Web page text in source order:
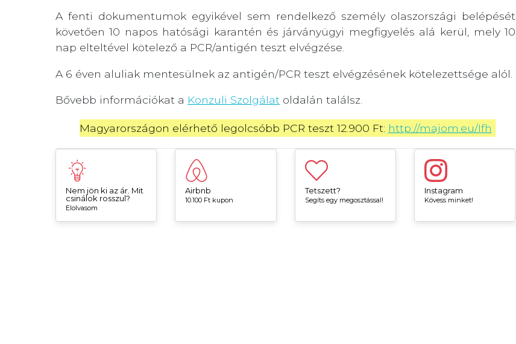
A fenti dokumentumok egyikével sem rendelkező személy olaszországi belépését
követően 10 napos hatósági karantén és járványügyi megfigyelés alá kerül, mely 10
nap elteltével kötelező a PCR/antigén teszt elvégzése.
A 6 éven aluliak mentesülnek az antigén/PCR teszt elvégzésének kötelezettsége alól.
Bővebb információkat a Konzuli Szolgálat oldalán találsz.
Magyarországon elérhető legolcsóbb PCR teszt 12.900 Ft: http://majom.eu/Ifh
Nem jön ki az ár. Mit
csinálok rosszul?
Elolvasom
Airbnb
10.100 Ft kupon
Tetszett?
Segíts egy megosztással!
Instagram
Kövess minket!